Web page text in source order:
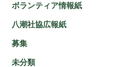
ボランティア情報紙
八潮社協広報紙
募集
未分類